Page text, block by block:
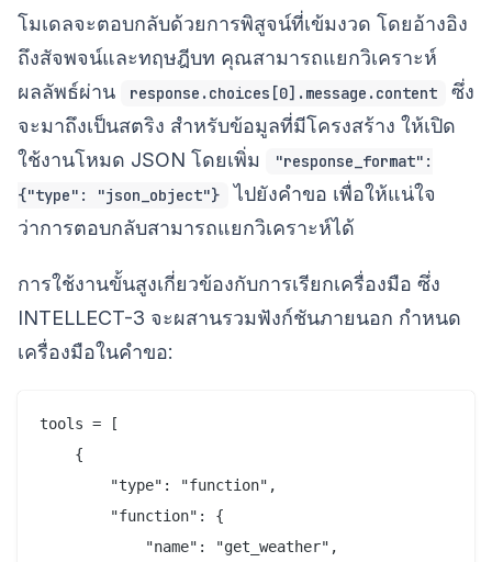
โมเดลจะตอบกลับด้วยการพิสูจน์ที่เข้มงวด โดยอ้างอิง
ถึงสัจพจน์และทฤษฎีบท คุณสามารถแยกวิเคราะห์
ผลลัพธ์ผ่าน
response.choices[0].message.content
ซึ่ง
จะมาถึงเป็นสตริง สำหรับข้อมูลที่มีโครงสร้าง ให้เปิด
ใช้งานโหมด JSON โดยเพิ่ม
"response_format":
{"type": "json_object"}
ไปยังคำขอ เพื่อให้แน่ใจ
ว่าการตอบกลับสามารถแยกวิเคราะห์ได้
การใช้งานขั้นสูงเกี่ยวข้องกับการเรียกเครื่องมือ ซึ่ง
INTELLECT-3 จะผสานรวมฟังก์ชันภายนอก กำหนด
เครื่องมือในคำขอ:
tools = [
    {
        "type": "function",
        "function": {
            "name": "get_weather",